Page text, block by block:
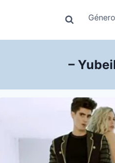
Género
–